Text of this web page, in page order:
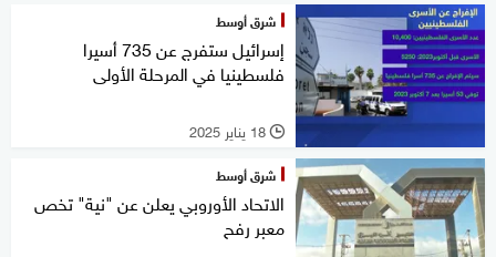
شرق أوسط
إسرائيل ستفرج عن 735 أسيرا
فلسطينيا في المرحلة الأولى
l 18 يناير 2025
شرق أوسط
الاتحاد الأوروبي يعلن عن "نية" تخص
معبر رفح